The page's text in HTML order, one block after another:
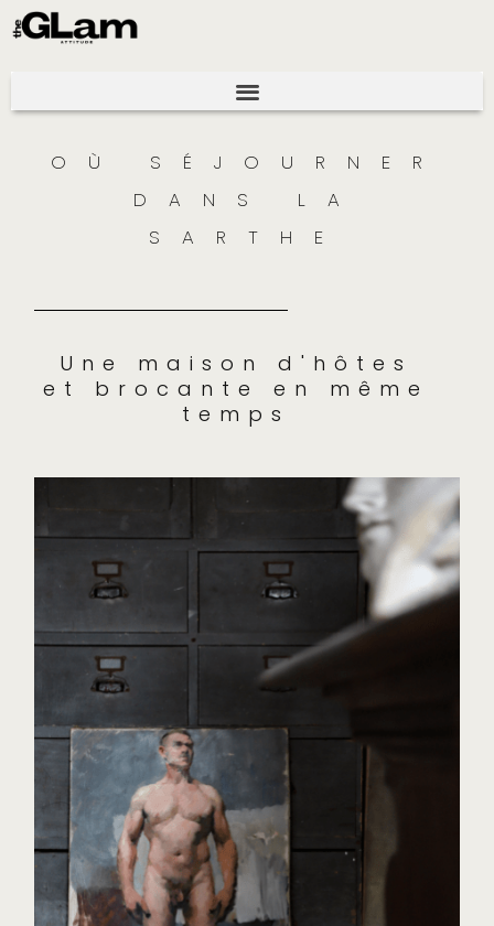
OÙ SÉJOURNER
DANS LA
SARTHE
Une maison d'hôtes
et brocante en même
temps